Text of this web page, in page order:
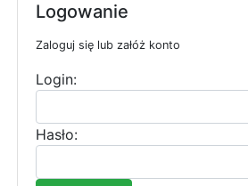
Logowanie
Zaloguj się lub załóż konto
Login:
Hasło: